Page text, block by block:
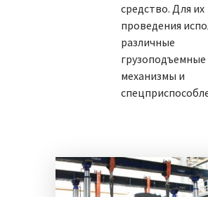
средство. Для их
проведения
различные
грузоподъемные
механизмы и